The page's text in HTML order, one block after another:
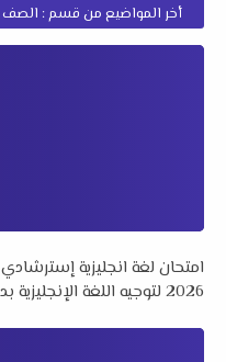
أخر المواضيع من قسم : الصف
امتحان لغة انجليزية
2026 لتوجيه اللغة الإنجليزية بدمياط